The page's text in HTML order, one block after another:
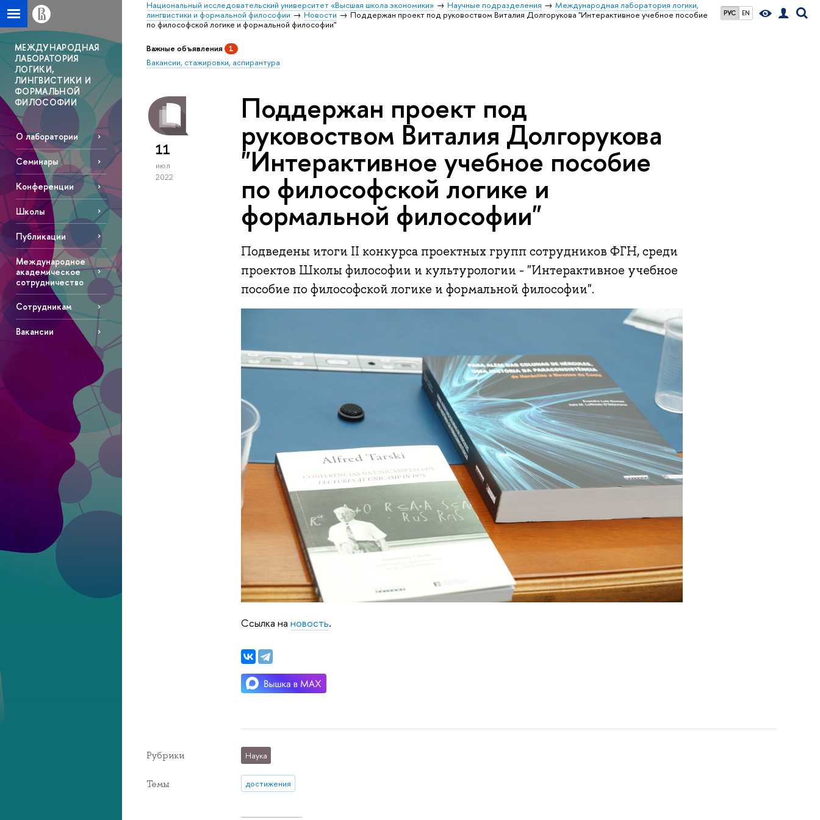
РУС EN
Национальный исследовательский университет «Высшая школа экономики» Научные подразделения
Международная лаборатория логики,
лингвистики и формальной философии
Новости
Поддержан проект под руковоством Виталия Долгорукова "Интерактивное учебное пособие
по философской логике и формальной философии"
МЕЖДУНАРОДНАЯ
ЛАБОРАТОРИЯ
ЛОГИКИ,
ЛИНГВИСТИКИ И
ФОРМАЛЬНОЙ
ФИЛОСОФИИ
О лаборатории
Семинары
Конференции
Школы
Публикации
Международное
академическое
сотрудничество
Сотрудникам
Вакансии
Важные объявления 1
Вакансии, стажировки, аспирантура
11
июл
2022
Поддержан проект под
руковоством Виталия Долгорукова
"Интерактивное учебное пособие
по философской логике и
формальной философии"
Подведены итоги II конкурса проектных групп сотрудников ФГН, среди
проектов Школы философии и культурологии - "Интерактивное учебное
пособие по философской логике и формальной философии".
Ссылка нановость.
Рубрики Наука
Темы достижения